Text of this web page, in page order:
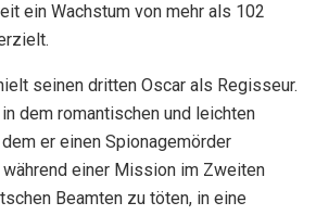
ein Wachstum von mehr als 102
seinen dritten Oscar als Regisseur.
dem romantischen und leichten
er einen Spionagemörder
einer Mission im Zweiten
Beamten zu töten, in eine